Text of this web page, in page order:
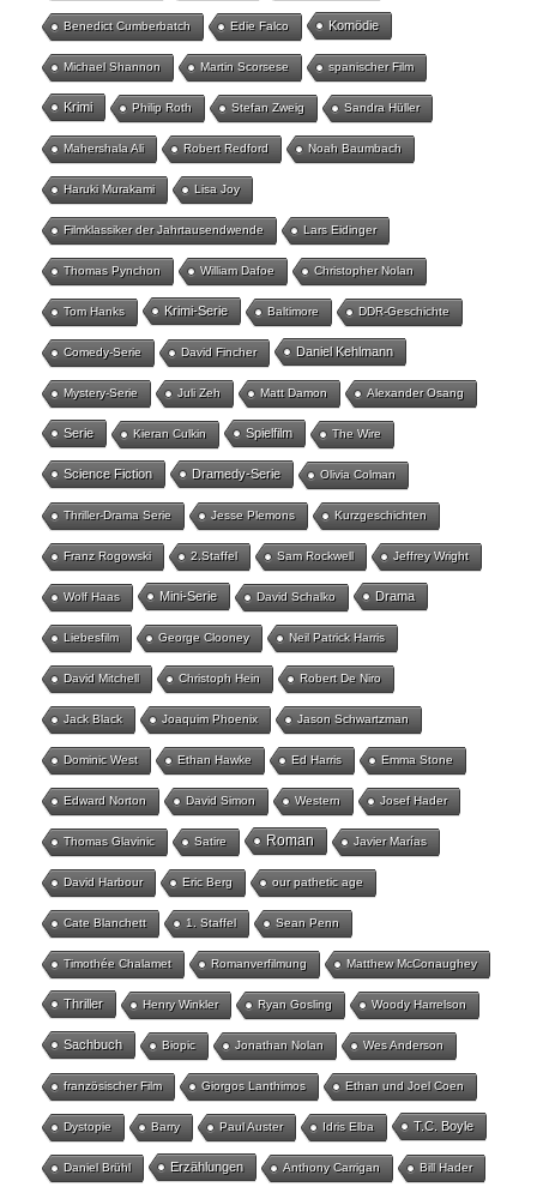
Benedict Cumberbatch Edie Falco Komödie
Michael Shannon Martin Scorsese spanischer Film
Krimi Philip Roth Stefan Zweig Sandra Hüller
Mahershala Ali Robert Redford Noah Baumbach
Haruki Murakami Lisa Joy
Filmklassiker der Jahrtausendwende Lars Eidinger
Thomas Pynchon William Dafoe Christopher Nolan
Tom Hanks Krimi-Serie Baltimore DDR-Geschichte
Comedy-Serie David Fincher Daniel Kehlmann
Mystery-Serie Juli Zeh Matt Damon Alexander Osang
Serie Kieran Culkin Spielfilm The Wire
Science Fiction Dramedy-Serie Olivia Colman
Thriller-Drama Serie Jesse Plemons Kurzgeschichten
Franz Rogowski 2.Staffel Sam Rockwell Jeffrey Wright
Wolf Haas Mini-Serie David Schalko Drama
Liebesfilm George Clooney Neil Patrick Harris
David Mitchell Christoph Hein Robert De Niro
Jack Black Joaquim Phoenix Jason Schwartzman
Dominic West Ethan Hawke Ed Harris Emma Stone
Edward Norton David Simon Western Josef Hader
Thomas Glavinic Satire Roman Javier Marías
David Harbour Eric Berg our pathetic age
Cate Blanchett 1. Staffel Sean Penn
Timothée Chalamet Romanverfilmung Matthew McConaughey
Thriller Henry Winkler Ryan Gosling Woody Harrelson
Sachbuch Biopic Jonathan Nolan Wes Anderson
französischer Film Giorgos Lanthimos Ethan und Joel Coen
Dystopie Barry Paul Auster Idris Elba T.C. Boyle
Daniel Brühl Erzählungen Anthony Carrigan Bill Hader